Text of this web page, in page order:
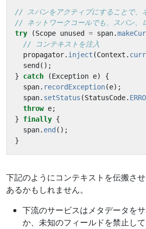
// スパンをアクティブにすることで、
// ネットワークコールでも、スパン、
try
(Scope unused = span.
// コンテキストを注入
propagator. inject (Context .
send ();
}
catch (Exception e)
{
span. recordException(e);
span. setStatus (StatusCode.
throw e;
}
finally {
span. end ();
}
下記のようにコンテキストを伝搬さ
あるかもしれません。
下流のサービスはメタデータを
か、未知のフィールドを禁止して